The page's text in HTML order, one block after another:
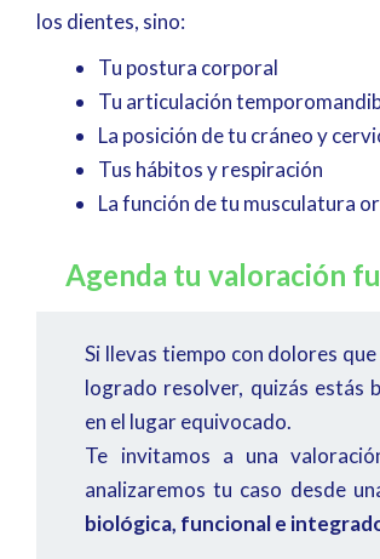
los dientes, sino:
Tu postura corporal
Tu articulación
La posición de tu cráneo y
Tus hábitos y respiración
La función de tu musculatura
Agenda tu valoración
Si llevas tiempo con dolores que
logrado resolver, quizás estás
en el lugar equivocado.
Te invitamos a una
analizaremos tu caso desde
biológica, funcional e